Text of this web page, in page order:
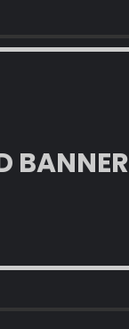
BANNER